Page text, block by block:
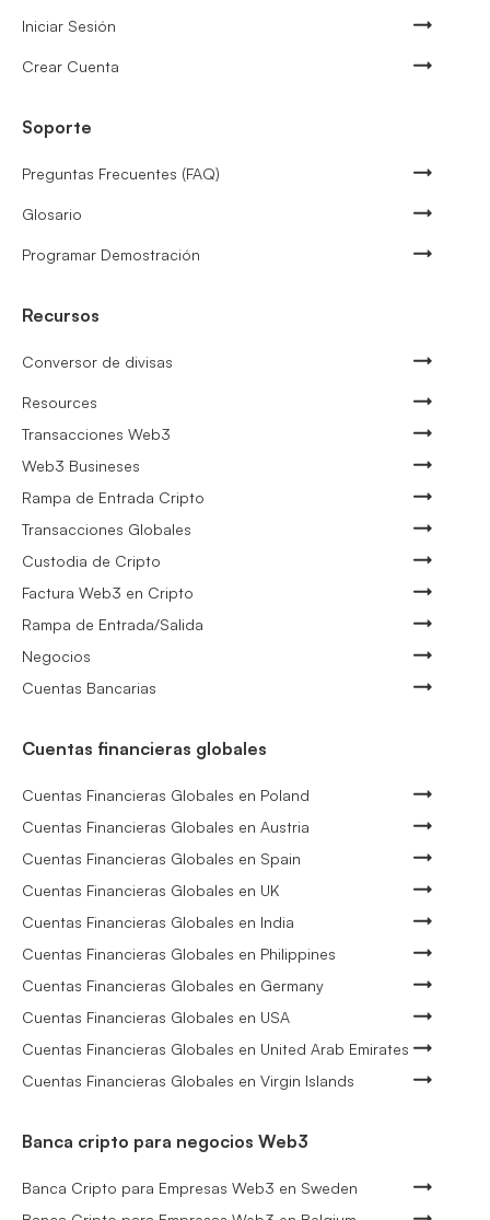
Iniciar Sesión
Crear Cuenta
Soporte
Preguntas Frecuentes (FAQ)
Glosario
Programar Demostración
Recursos
Conversor de divisas
Resources
Transacciones Web3
Web3 Busineses
Rampa de Entrada Cripto
Transacciones Globales
Custodia de Cripto
Factura Web3 en Cripto
Rampa de Entrada/Salida
Negocios
Cuentas Bancarias
Cuentas financieras globales
Cuentas Financieras Globales en Poland
Cuentas Financieras Globales en Austria
Cuentas Financieras Globales en Spain
Cuentas Financieras Globales en UK
Cuentas Financieras Globales en India
Cuentas Financieras Globales en Philippines
Cuentas Financieras Globales en Germany
Cuentas Financieras Globales en USA
Cuentas Financieras Globales en United Arab Emirates
Cuentas Financieras Globales en Virgin Islands
Banca cripto para negocios Web3
Banca Cripto para Empresas Web3 en Sweden